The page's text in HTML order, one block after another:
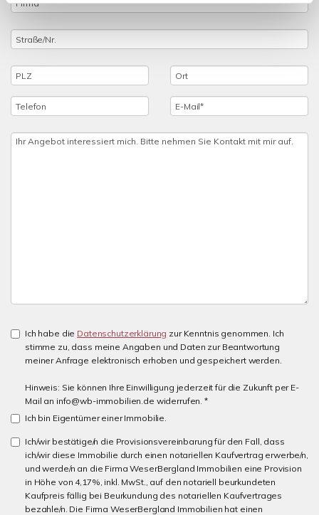
Ich habe die Datenschutzerklärung zur Kenntnis genommen. Ich
stimme zu, dass meine Angaben und Daten zur Beantwortung
meiner Anfrage elektronisch erhoben und gespeichert werden.
Hinweis: Sie können Ihre Einwilligung jederzeit für die Zukunft per E-
Mail an info@wb-immobilien.de widerrufen. *
Ich bin Eigentümer einer Immobilie.
Ich/wir bestätige/n die Provisionsvereinbarung für den Fall, dass
ich/wir diese Immobilie durch einen notariellen Kaufvertrag erwerbe/n,
und werde/n an die Firma WeserBergland Immobilien eine Provision
in Höhe von 4,17%, inkl. MwSt., auf den notariell beurkundeten
Kaufpreis fällig bei Beurkundung des notariellen Kaufvertrages
bezahle/n. Die Firma WeserBergland Immobilien hat einen